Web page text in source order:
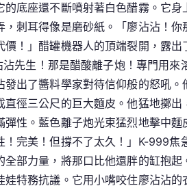
底座還不斷噴射著白色醋霧。它
刺耳得像是磨砂紙。「廖沾沾！
！」醋罐機器人的頂端裂開，露
先生！那是醋酸離子炮！專門用來
出了醬料學家對待信仰般的怒吼
徑三公尺的巨大麵皮。他猛地擲
性。藍色離子炮光束猛烈地擊中麵
完美！但撐不了太久！」K-999焦
部力量，將那口比他還胖的缸抱
特務抗議。它用小嘴咬住廖沾沾